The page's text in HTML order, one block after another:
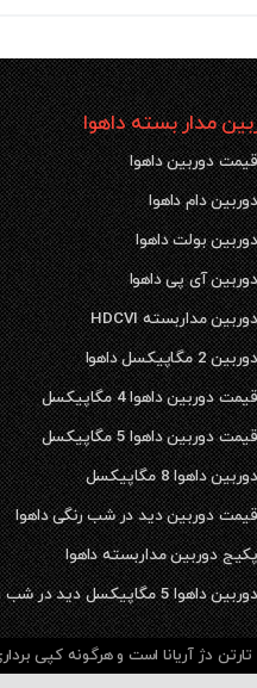
مدار بسته داهوا
قیمت دوربین داهوا
دوربین دام داهوا
دوربین بولت داهوا
دوربین آی پی داهوا
دوربین مداربسته HDCVI
دوربین 2 مگاپیکسل داهوا
قیمت دوربین داهوا 4 مگاپیکسل
قیمت دوربین داهوا 5 مگاپیکسل
دوربین داهوا 8 مگاپیکسل
قیمت دوربین دید در شب رنگی داهوا
پکیج دوربین مداربسته داهوا
دوربین داهوا 5 مگاپیکسل دید در شب رنگی
دژ آریانا است و هرگونه کپی